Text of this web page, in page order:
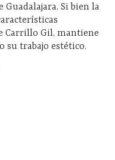
Guadalajara. Si bien la
Carrillo Gil, mantiene
su trabajo estético.